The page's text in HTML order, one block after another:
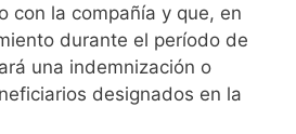
con la compañía y que, en
durante el período de
una indemnización o
designados en la